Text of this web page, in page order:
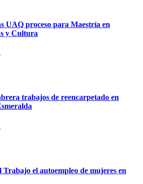
UAQ proceso para Maestría en
y Cultura
trabajos de reencarpetado en
el autoempleo de mujeres en